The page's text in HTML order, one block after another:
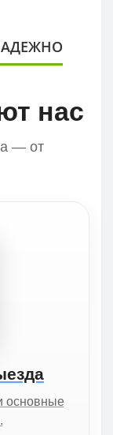
нас
— от
основные